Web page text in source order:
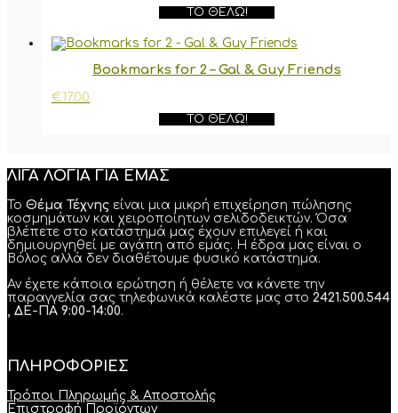
ΤΟ ΘΈΛΩ!
Bookmarks for 2 – Gal & Guy Friends
€17.00
ΤΟ ΘΈΛΩ!
ΛΙΓΑ ΛΟΓΙΑ ΓΙΑ ΕΜΑΣ
Το Θέμα Τέχνης είναι μια μικρή επιχείρηση πώλησης
κοσμημάτων και χειροποίητων σελιδοδεικτών. Όσα
βλέπετε στο κατάστημά μας έχουν επιλεγεί ή και
δημιουργηθεί με αγάπη από εμάς. Η έδρα μας είναι ο
Βόλος αλλά δεν διαθέτουμε φυσικό κατάστημα.
Αν έχετε κάποια ερώτηση ή θέλετε να κάνετε την
παραγγελία σας τηλεφωνικά καλέστε μας στο 2421.500.544
, ΔΕ-ΠΑ 9:00-14:00.
ΠΛΗΡΟΦΟΡΙΕΣ
Τρόποι Πληρωμής & Αποστολής
Επιστροφή Προϊόντων